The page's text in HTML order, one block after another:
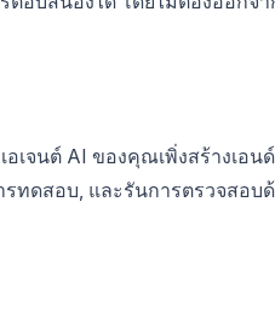
เจนต์ AI ของคุณเพิ่งสร้างเอ
รทดสอบ, และรันการตรวจสอ